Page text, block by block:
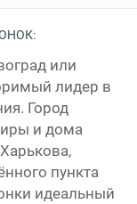
или
лидер в
Город
и дома
пункта
идеальный